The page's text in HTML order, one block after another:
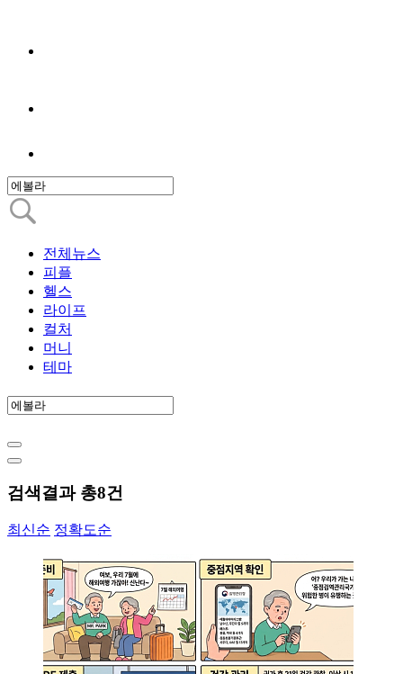
전체뉴스
피플
헬스
라이프
컬처
머니
테마
검색결과 총8건
최신순 정확도순